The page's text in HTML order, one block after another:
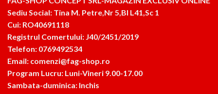
Sediu Social: Tina M. Petre,Nr 5,Bl L41,Sc 1
Cui: RO40691118
Registrul Comertului: J40/2451/2019
Telefon: 0769492534
Email: comenzi@fag-shop.ro
Program Lucru: Luni-Vineri 9.00-17.00
Sambata-duminica: Inchis